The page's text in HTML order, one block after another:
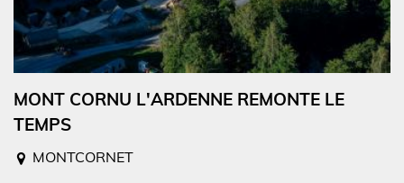
MONT CORNU L'ARDENNE REMONTE LE
TEMPS
MONTCORNET